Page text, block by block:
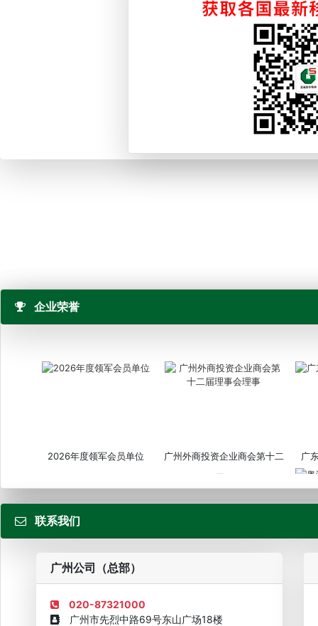
企业荣誉
2026年度领军会员单位
广州外商投资企业商会第十二
届...
广
联系我们
广州公司（总部）
020-87321000
广州市先烈中路69号东山广场18楼